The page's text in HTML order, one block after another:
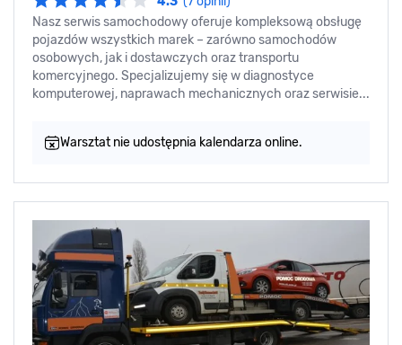
Nasz serwis samochodowy oferuje kompleksową obsługę
pojazdów wszystkich marek – zarówno samochodów
osobowych, jak i dostawczych oraz transportu
komercyjnego. Specjalizujemy się w diagnostyce
komputerowej, naprawach mechanicznych oraz serwisie...
Warsztat nie udostępnia kalendarza online.